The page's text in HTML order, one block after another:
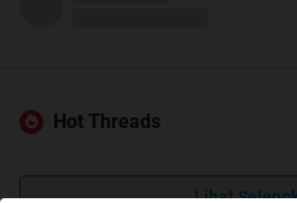
Hot Threads
Lihat